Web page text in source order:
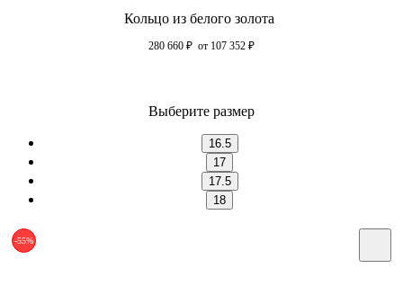
Кольцо из белого золота
280 660 ₽ от 107 352 ₽
Выберите размер
16.5
17
17.5
18
-55%